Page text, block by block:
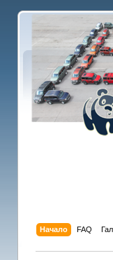
Начало FAQ